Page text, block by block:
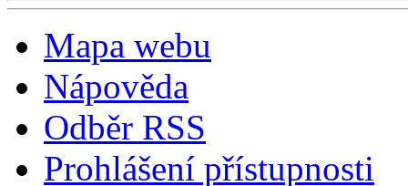
Mapa webu
Nápověda
Odběr RSS
Prohlášení přístupnosti